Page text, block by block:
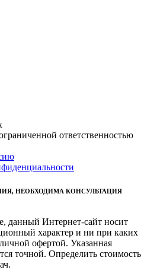
ответственностью
НЕОБХОДИМА КОНСУЛЬТАЦИЯ
данный Интернет-сайт носит
характер и ни при каких
офертой. Указанная
точной. Определить стоимость